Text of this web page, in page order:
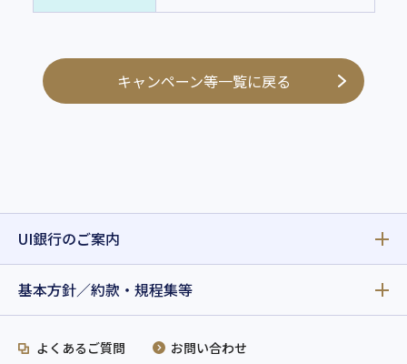
キャンペーン等一覧に戻る
UI銀行のご案内
基本方針／約款・規程集等
よくあるご質問 お問い合わせ